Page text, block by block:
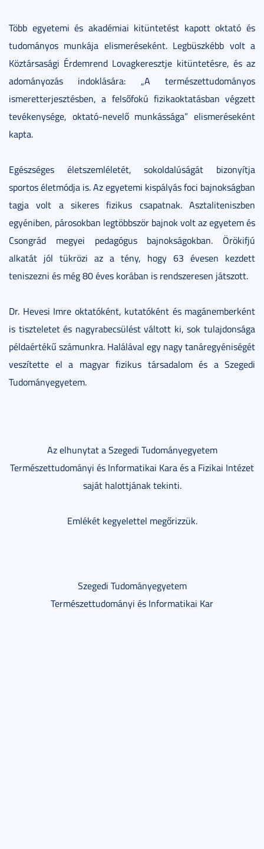
Több egyetemi és akadémiai kitüntetést kapott oktató és
tudományos munkája elismeréseként. Legbüszkébb volt a
Köztársasági Érdemrend Lovagkeresztje kitüntetésre, és az
adományozás indoklására: „A természettudományos
ismeretterjesztésben, a felsőfokú fizikaoktatásban végzett
tevékenysége, oktató-nevelő munkássága” elismeréseként
kapta.
Egészséges életszemléletét, sokoldalúságát bizonyítja
sportos életmódja is. Az egyetemi kispályás foci bajnokságban
tagja volt a sikeres fizikus csapatnak. Asztaliteniszben
egyéniben, párosokban legtöbbször bajnok volt az egyetem és
Csongrád megyei pedagógus bajnokságokban. Örökifjú
alkatát jól tükrözi az a tény, hogy 63 évesen kezdett
teniszezni és még 80 éves korában is rendszeresen játszott.
Dr. Hevesi Imre oktatóként, kutatóként és magánemberként
is tiszteletet és nagyrabecsülést váltott ki, sok tulajdonsága
példaértékű számunkra. Halálával egy nagy tanáregyéniségét
veszítette el a magyar fizikus társadalom és a Szegedi
Tudományegyetem.
Az elhunytat a Szegedi Tudományegyetem
Természettudományi és Informatikai Kara és a Fizikai Intézet
saját halottjának tekinti.
Emlékét kegyelettel megőrizzük.
Szegedi Tudományegyetem
Természettudományi és Informatikai Kar